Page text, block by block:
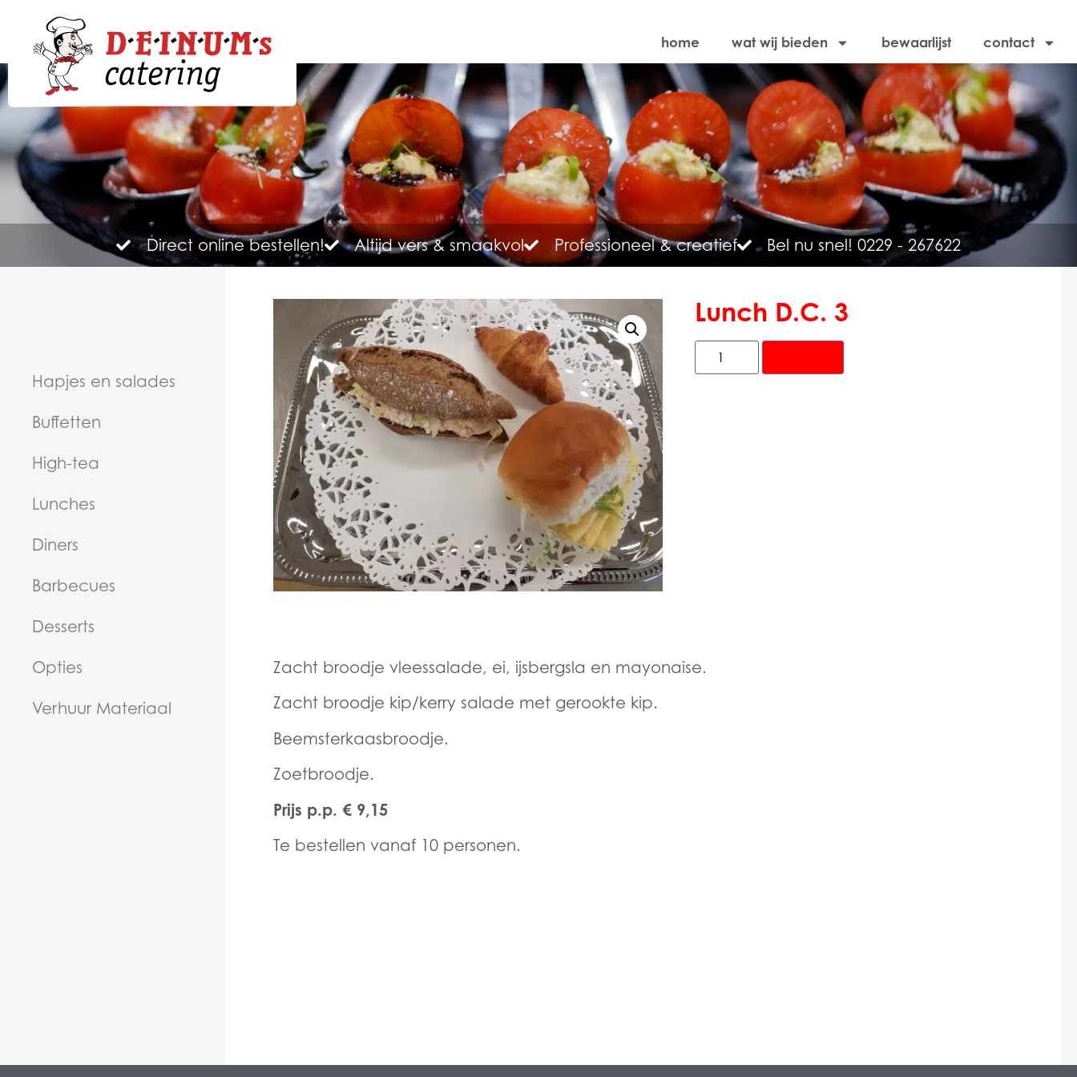
home wat wij bieden bewaarlijst contact
Direct online bestellen! Altijd vers & smaakvol Professioneel & creatief Bel nu snel! 0229 - 267622
Hapjes en salades
Buffetten
High-tea
Lunches
Diners
Barbecues
Desserts
Opties
Verhuur Materiaal
Lunch D.C. 3
Zacht broodje vleessalade, ei, ijsbergsla en mayonaise.
Zacht broodje kip/kerry salade met gerookte kip.
Beemsterkaasbroodje.
Zoetbroodje.
Prijs p.p. € 9,15
Te bestellen vanaf 10 personen.